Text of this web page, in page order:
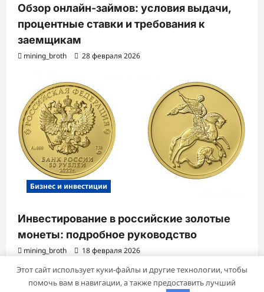
Обзор онлайн-займов: условия выдачи,
процентные ставки и требования к
заемщикам
mining_broth 28 февраля 2026
Бизнес и инвестиции
Инвестирование в российские золотые
монеты: подробное руководство
mining_broth 18 февраля 2026
Этот сайт использует куки-файлы и другие технологии, чтобы
помочь вам в навигации, а также предоставить лучший